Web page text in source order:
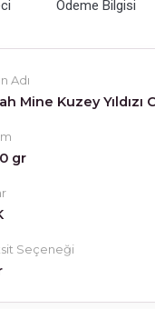
Ödeme Bilgisi
Adı
Mine Kuzey Yıldızı
gr
Seçeneği